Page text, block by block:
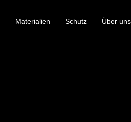
Materialien Schutz Über uns